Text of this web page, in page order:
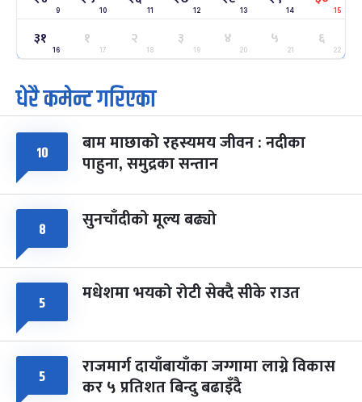
२५
मंगल
ग्याल्पो ल्होसार
फाल्गुन २५, २०८३ Mar 9, 2027
७ महिना बाँकी
७
आइत
पूर्णिमा व्रत
चैत्र ७, २०८३-Mar 21, 2027
८ फागुपूर्णिमा
चैत्र ८, २०८३-Mar 22, 2027
७ महिना बाँकी
9 10 11 12 13 14 15
३१
16
१
17
२
18
३
19
४
20
५
21
६
22
धेरै कमेन्ट गरिएका
१० बाम माछाको रहस्यमय जीवन : नदीका
पाहुना, समुद्रका सन्तान
८ सुनचाँदीको मूल्य बढ्यो
५ मधेशमा भयको रोटी सेक्दै सीके राउत
५ राजमार्ग दायाँबायाँका जग्गामा लाग्ने विकास
कर ५ प्रतिशत बिन्दु बढाइँदै